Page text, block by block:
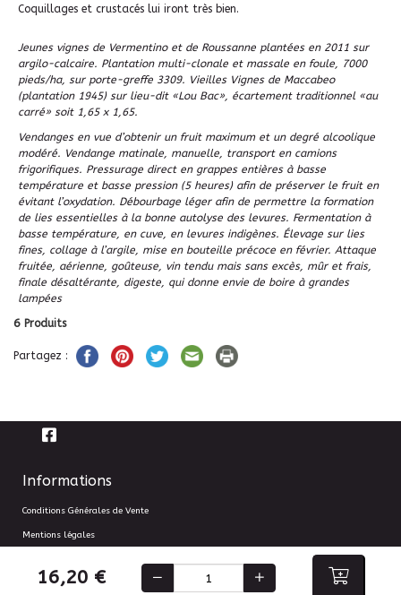
Coquillages et crustacés lui iront très bien.
Jeunes vignes de Vermentino et de Roussanne plantées en 2011 sur
argilo-calcaire. Plantation multi-clonale et massale en foule, 7000
pieds/ha, sur porte-greffe 3309. Vieilles Vignes de Maccabeo
(plantation 1945) sur lieu-dit «Lou Bac», écartement traditionnel «au
carré» soit 1,65 x 1,65.
Vendanges en vue d’obtenir un fruit maximum et un degré alcoolique
modéré. Vendange matinale, manuelle, transport en camions
frigorifiques. Pressurage direct en grappes entières à basse
température et basse pression (5 heures) afin de préserver le fruit en
évitant l’oxydation. Débourbage léger afin de permettre la formation
de lies essentielles à la bonne autolyse des levures. Fermentation à
basse température, en cuve, en levures indigènes. Élevage sur lies
fines, collage à l’argile, mise en bouteille précoce en février. Attaque
fruitée, aérienne, goûteuse, vin tendu mais sans excès, mûr et frais,
finale désaltérante, digeste, qui donne envie de boire à grandes
lampées
6 Produits
Partagez :
16,20 €
Informations
Conditions Générales de Vente
Mentions légales
Gestion des cookies